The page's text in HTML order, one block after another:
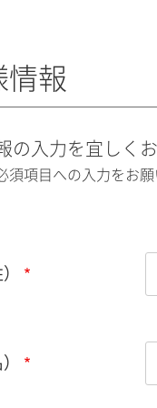
情報
の入力を宜しく
須項目への入力をお願